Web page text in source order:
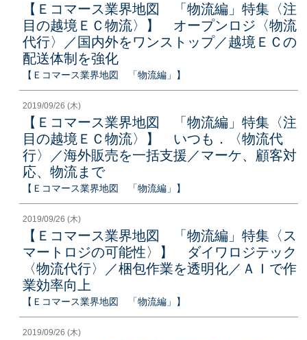
【Ｅコマース業界地図 「物流編」特集〈注
目の越境ＥＣ物流〉】 オープンロジ〈物流
代行〉／国内外をワンストップ／越境ＥＣの
配送体制を強化
【Ｅコマース業界地図 「物流編」】
2019/09/26 (木)
【Ｅコマース業界地図 「物流編」特集〈注
目の越境ＥＣ物流〉】 いつも．〈物流代
行〉／海外販売を一括支援／マーケ、顧客対
応、物流まで
【Ｅコマース業界地図 「物流編」】
2019/09/26 (木)
【Ｅコマース業界地図 「物流編」特集〈ス
マートロジの可能性〉】 ダイワロジテック
〈物流代行〉／梱包作業を透明化／ＡＩで作
業効率向上
【Ｅコマース業界地図 「物流編」】
2019/09/26 (木)